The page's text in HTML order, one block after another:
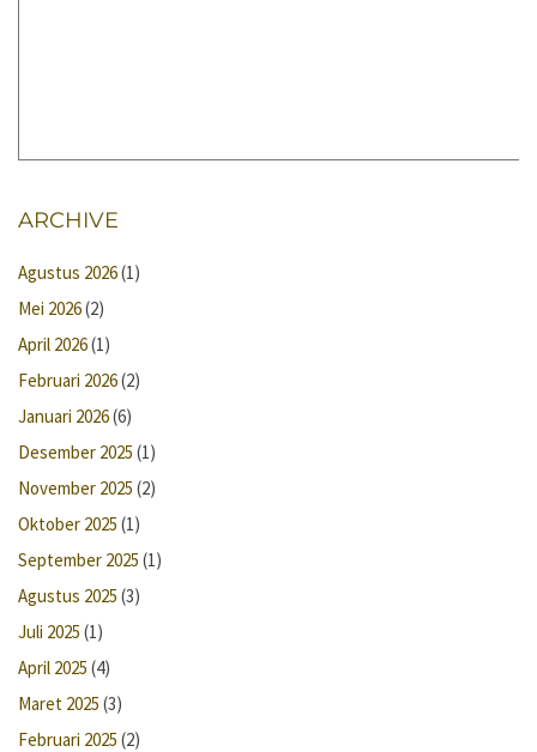
ARCHIVE
Agustus 2026(1)
Mei 2026(2)
April 2026(1)
Februari 2026(2)
Januari 2026(6)
Desember 2025 (1)
November 2025 (2)
Oktober 2025 (1)
September 2025 (1)
Agustus 2025 (3)
Juli 2025 (1)
April 2025 (4)
Maret 2025 (3)
Februari 2025 (2)